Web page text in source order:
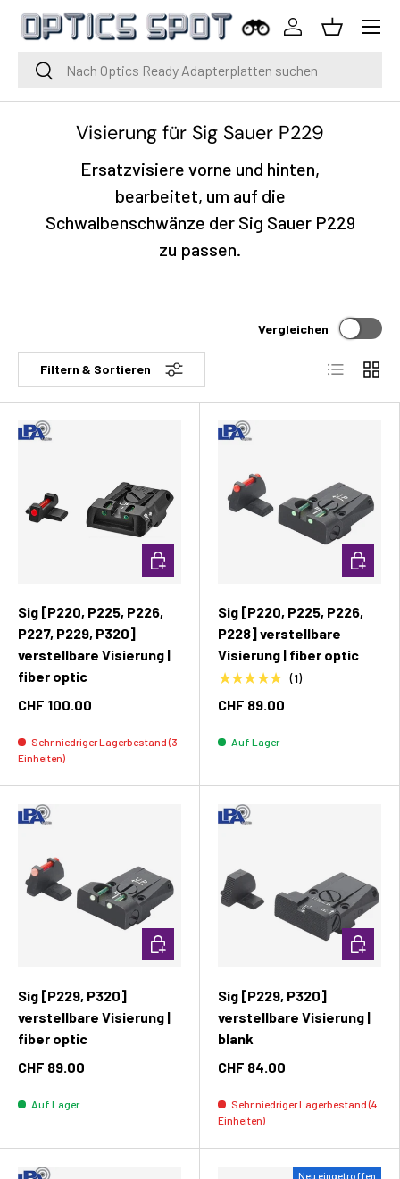
Zum Inhalt springen
SucheSuche
Einloggen
Korb
Menü
Visierung für Sig Sauer P229
Ersatzvisiere vorne und hinten,
bearbeitet, um auf die
Schwalbenschwänze der Sig Sauer P229
zu passen.
Filtern & Sortieren
Vergleichen
Liste
Sig [P220, P225, P226,
P227, P229, P320]
verstellbare Visierung |
fiber optic
CHF 100.00
Sehr niedriger Lagerbestand (3
Einheiten)
In den Warenkorb
Sig [P220, P225, P226,
P228] verstellbare
Visierung | fiber optic
★★★★★ (1)
CHF 89.00
Auf Lager
In den
Sig [P229, P320]
verstellbare Visierung |
fiber optic
CHF 89.00
Auf Lager
In den Warenkorb
Sig [P229, P320]
verstellbare Visierung |
blank
CHF 84.00
Sehr niedriger Lagerbestand (4
Einheiten)
In den
Neu eingetroffen